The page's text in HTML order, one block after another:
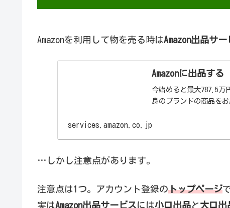
Amazonを利用して物を売る時はAmazon出品サー
Amazonに出品す
今始めると最大787.5万
身のブランドの商品をお
services.amazon.co.jp
…しかし注意点があります。
注意点は1つ。アカウント登録のトップページ
実はAmazon出品サービスには小口出品と 大口出